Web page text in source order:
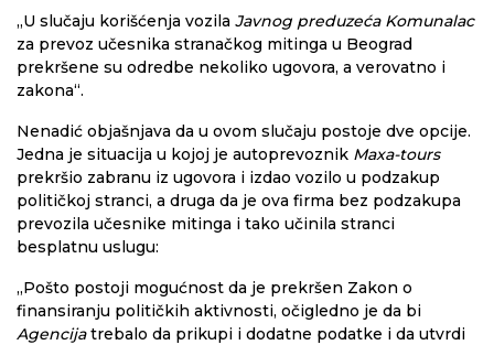
„U slučaju korišćenja vozila Javnog preduzeća Komunalac
za prevoz učesnika stranačkog mitinga u Beograd
prekršene su odredbe nekoliko ugovora, a verovatno i
zakona“.
Nenadić objašnjava da u ovom slučaju postoje dve opcije.
Jedna je situacija u kojoj je autoprevoznik Maxa-tours
prekršio zabranu iz ugovora i izdao vozilo u podzakup
političkoj stranci, a druga da je ova firma bez podzakupa
prevozila učesnike mitinga i tako učinila stranci
besplatnu uslugu:
„Pošto postoji mogućnost da je prekršen Zakon o
finansiranju političkih aktivnosti, očigledno je da bi
Agencijatrebalo da prikupi i dodatne podatke i da utvrdi